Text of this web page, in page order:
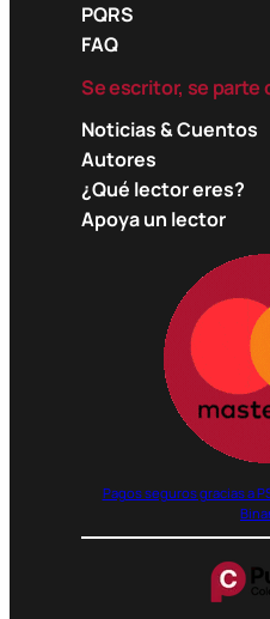
PQRS
FAQ
Se escritor, se parte
Noticias & Cuentos
Autores
¿Qué lector eres?
Apoya un lector
Pagos seguros gracias a